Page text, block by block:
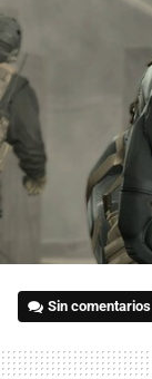
Sin comentarios